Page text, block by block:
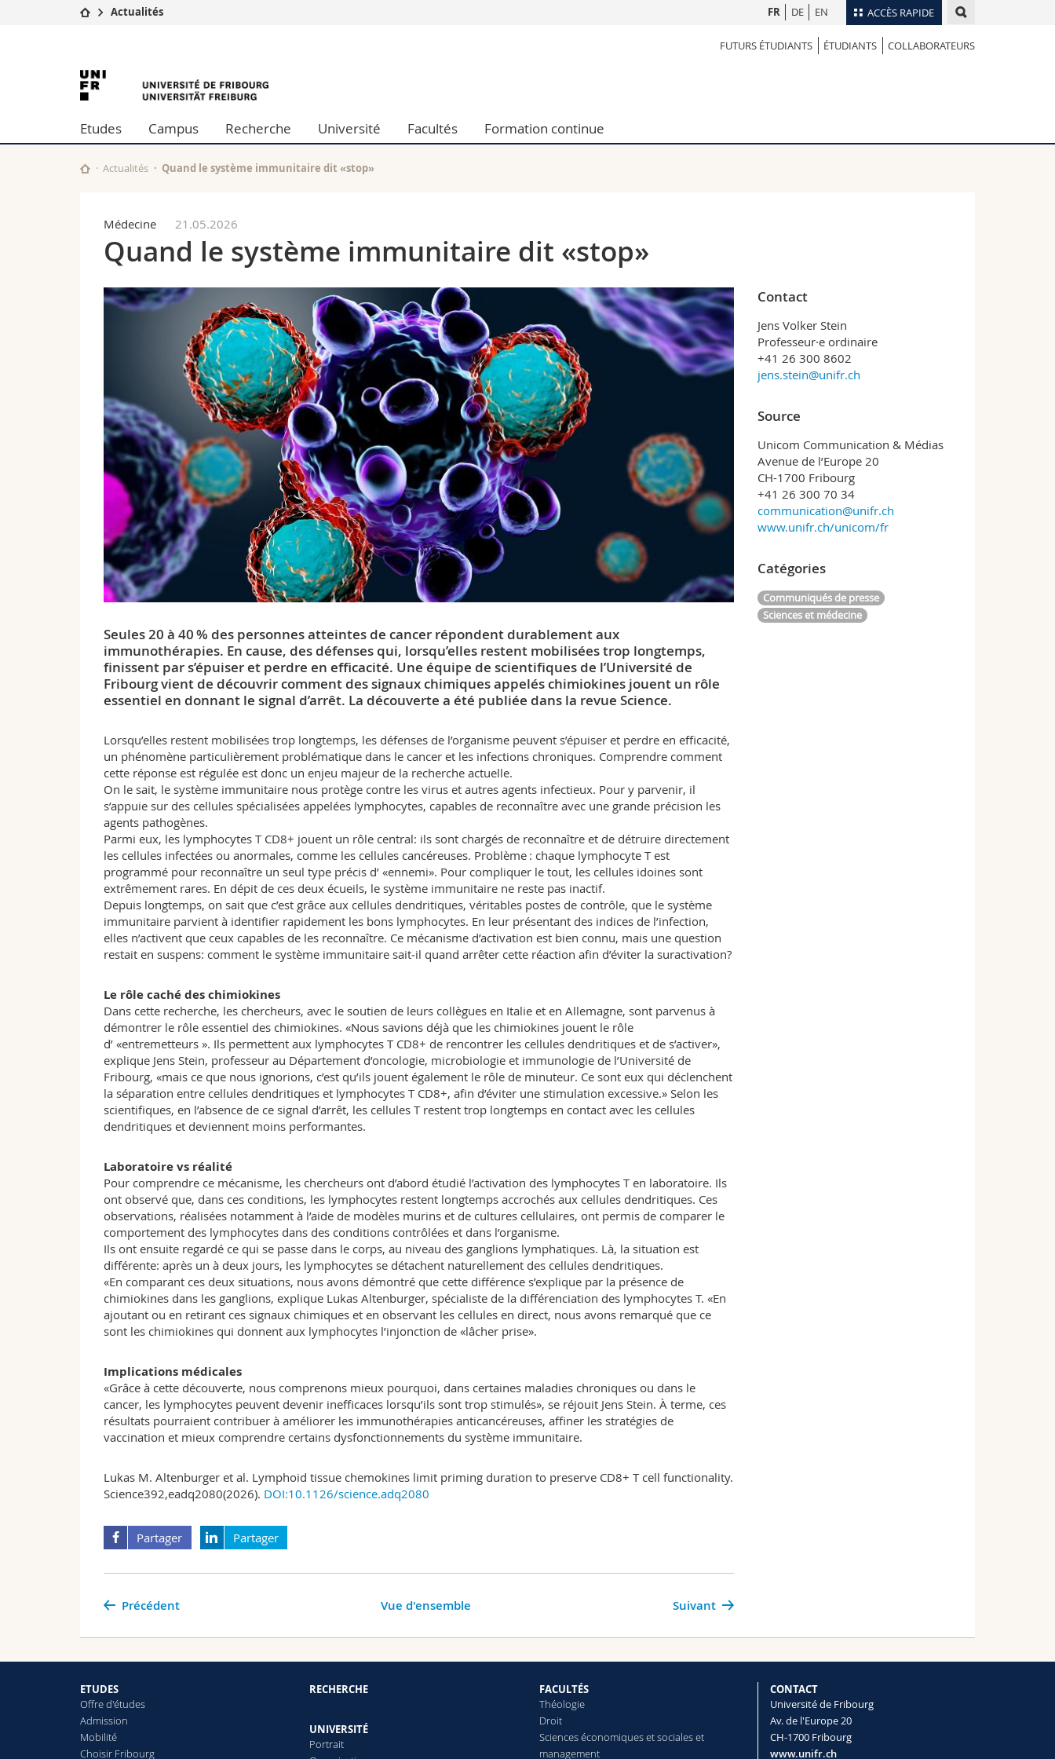
ACCÈS RAPIDE
Etudes
Campus
Université
Formation continue
Lettres et sciences humaines
Sciences de l'éducation et de la formation
Sciences et médecine
Interfacultaire
Collaborateurs
Annuaire du personnel
Programme des cours
FR DE EN
Actualités
FUTURS ÉTUDIANTS ÉTUDIANTS COLLABORATEURS
University
of
Fribourg
Etudes Campus Recherche Université Facultés Formation continue
Actualités Quand le système immunitaire dit «stop»
Médecine 21.05.2026
Quand le système immunitaire dit «stop»
Seules 20 à 40 % des personnes atteintes de cancer répondent durablement aux
immunothérapies. En cause, des défenses qui, lorsqu’elles restent mobilisées trop longtemps,
finissent par s’épuiser et perdre en efficacité. Une équipe de scientifiques de l’Université de
Fribourg vient de découvrir comment des signaux chimiques appelés chimiokines jouent un rôle
essentiel en donnant le signal d’arrêt. La découverte a été publiée dans la revue Science.
Lorsqu’elles restent mobilisées trop longtemps, les défenses de l’organisme peuvent s’épuiser et perdre en efficacité,
un phénomène particulièrement problématique dans le cancer et les infections chroniques. Comprendre comment
cette réponse est régulée est donc un enjeu majeur de la recherche actuelle.
On le sait, le système immunitaire nous protège contre les virus et autres agents infectieux. Pour y parvenir, il
s’appuie sur des cellules spécialisées appelées lymphocytes, capables de reconnaître avec une grande précision les
agents pathogènes.
Parmi eux, les lymphocytes T CD8+ jouent un rôle central: ils sont chargés de reconnaître et de détruire directement
les cellules infectées ou anormales, comme les cellules cancéreuses. Problème : chaque lymphocyte T est
programmé pour reconnaître un seul type précis d’ «ennemi». Pour compliquer le tout, les cellules idoines sont
extrêmement rares. En dépit de ces deux écueils, le système immunitaire ne reste pas inactif.
Depuis longtemps, on sait que c’est grâce aux cellules dendritiques, véritables postes de contrôle, que le système
immunitaire parvient à identifier rapidement les bons lymphocytes. En leur présentant des indices de l’infection,
elles n’activent que ceux capables de les reconnaître. Ce mécanisme d’activation est bien connu, mais une question
restait en suspens: comment le système immunitaire sait‑il quand arrêter cette réaction afin d’éviter la suractivation?
Le rôle caché des chimiokines
Dans cette recherche, les chercheurs, avec le soutien de leurs collègues en Italie et en Allemagne, sont parvenus à
démontrer le rôle essentiel des chimiokines. «Nous savions déjà que les chimiokines jouent le rôle
d’ «entremetteurs ». Ils permettent aux lymphocytes T CD8+ de rencontrer les cellules dendritiques et de s’activer»,
explique Jens Stein, professeur au Département d’oncologie, microbiologie et immunologie de l’Université de
Fribourg, «mais ce que nous ignorions, c’est qu’ils jouent également le rôle de minuteur. Ce sont eux qui déclenchent
la séparation entre cellules dendritiques et lymphocytes T CD8+, afin d’éviter une stimulation excessive.» Selon les
scientifiques, en l’absence de ce signal d’arrêt, les cellules T restent trop longtemps en contact avec les cellules
dendritiques et deviennent moins performantes.
Laboratoire vs réalité
Pour comprendre ce mécanisme, les chercheurs ont d’abord étudié l’activation des lymphocytes T en laboratoire. Ils
ont observé que, dans ces conditions, les lymphocytes restent longtemps accrochés aux cellules dendritiques. Ces
observations, réalisées notamment à l’aide de modèles murins et de cultures cellulaires, ont permis de comparer le
comportement des lymphocytes dans des conditions contrôlées et dans l’organisme.
Ils ont ensuite regardé ce qui se passe dans le corps, au niveau des ganglions lymphatiques. Là, la situation est
différente: après un à deux jours, les lymphocytes se détachent naturellement des cellules dendritiques.
«En comparant ces deux situations, nous avons démontré que cette différence s’explique par la présence de
chimiokines dans les ganglions, explique Lukas Altenburger, spécialiste de la différenciation des lymphocytes T. «En
ajoutant ou en retirant ces signaux chimiques et en observant les cellules en direct, nous avons remarqué que ce
sont les chimiokines qui donnent aux lymphocytes l’injonction de «lâcher prise».
Implications médicales
«Grâce à cette découverte, nous comprenons mieux pourquoi, dans certaines maladies chroniques ou dans le
cancer, les lymphocytes peuvent devenir inefficaces lorsqu’ils sont trop stimulés», se réjouit Jens Stein. À terme, ces
résultats pourraient contribuer à améliorer les immunothérapies anticancéreuses, affiner les stratégies de
vaccination et mieux comprendre certains dysfonctionnements du système immunitaire.
Lukas M. Altenburger et al. Lymphoid tissue chemokines limit priming duration to preserve CD8+ T cell functionality.
Science392,eadq2080(2026). DOI:10.1126/science.adq2080
Partager Partager
Suivant
Précédent Vue d'ensemble
Contact
Jens Volker Stein
Professeur·e ordinaire
+41 26 300 8602
jens.stein@unifr.ch
Source
Unicom Communication & Médias
Avenue de l’Europe 20
CH-1700 Fribourg
+41 26 300 70 34
communication@unifr.ch
www.unifr.ch/unicom/fr
Catégories
Communiqués de presse
Sciences et médecine
ETUDES
Offre d'études
Admission
Mobilité
Choisir Fribourg
RECHERCHE
UNIVERSITÉ
Portrait
FACULTÉS
Théologie
Droit
Sciences économiques et sociales et
management
CONTACT
Université de Fribourg
Av. de l'Europe 20
CH-1700 Fribourg
www.unifr.ch